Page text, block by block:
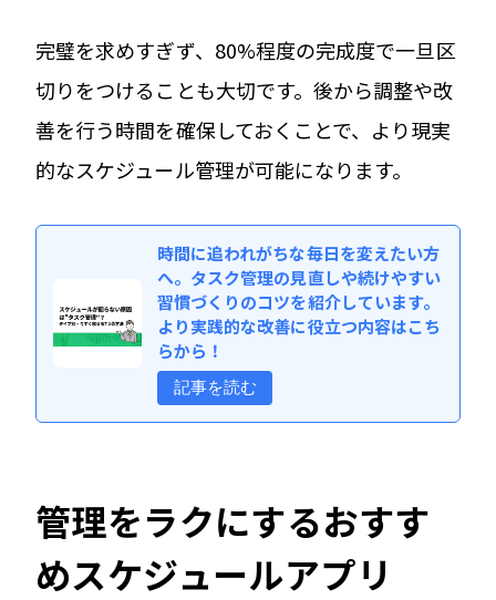
完璧を求めすぎず、80%程度の完成度で一旦区
切りをつけることも大切です。後から調整や改
善を行う時間を確保しておくことで、より現実
的なスケジュール管理が可能になります。
時間に追われがちな毎日を変えたい方
へ。タスク管理の見直しや続けやすい
習慣づくりのコツを紹介しています。
より実践的な改善に役立つ内容はこち
らから！
記事を読む
管理をラクにするおすす
めスケジュールアプリ